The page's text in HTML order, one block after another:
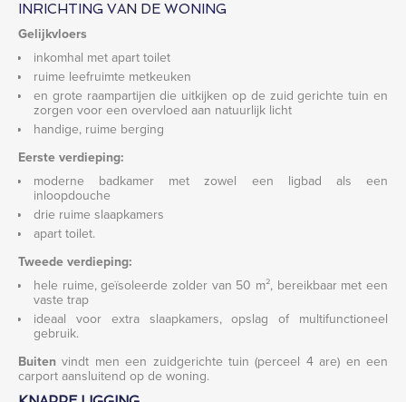
INRICHTING VAN DE WONING
Gelijkvloers
inkomhal met apart toilet
ruime leefruimte metkeuken
en grote raampartijen die uitkijken op de zuid gerichte tuin en
zorgen voor een overvloed aan natuurlijk licht
handige, ruime berging
Eerste verdieping:
moderne badkamer met zowel een ligbad als een
inloopdouche
drie ruime slaapkamers
apart toilet.
Tweede verdieping:
hele ruime, geïsoleerde zolder van 50 m², bereikbaar met een
vaste trap
ideaal voor extra slaapkamers, opslag of multifunctioneel
gebruik.
Buiten vindt men een zuidgerichte tuin (perceel 4 are) en een
carport aansluitend op de woning.